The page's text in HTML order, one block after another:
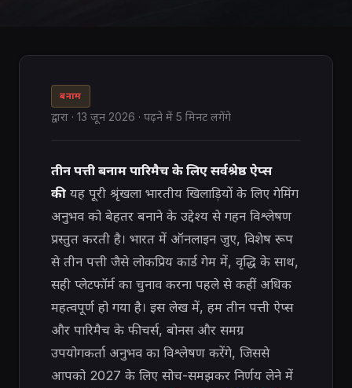
बनाम
द्वारा · 13 जून 2026 · पढ़ने में 5 मिनट लगेंगे
तीन पत्ती बनाम पारिमैच के लिए सर्वश्रेष्ठ ऐप्स
की यह पूरी श्रृंखला भारतीय खिलाड़ियों के लिए गेमिंग
अनुभव को बेहतर बनाने के उद्देश्य से गहन विश्लेषण
प्रस्तुत करती है। भारत में ऑनलाइन जुए, विशेष रूप
से तीन पत्ती जैसे लोकप्रिय कार्ड गेम में, वृद्धि के साथ,
सही प्लेटफॉर्म का चुनाव करना पहले से कहीं अधिक
महत्वपूर्ण हो गया है। इस लेख में, हम तीन पत्ती ऐप्स
और पारिमैच के फीचर्स, बोनस और समग्र
उपयोगकर्ता अनुभव का विश्लेषण करेंगे, जिससे
आपको 2027 के लिए सोच-समझकर निर्णय लेने में